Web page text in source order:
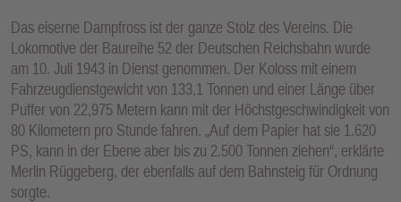
Das eiserne Dampfross ist der ganze Stolz des Vereins. Die
Lokomotive der Baureihe 52 der Deutschen Reichsbahn wurde
am 10. Juli 1943 in Dienst genommen. Der Koloss mit einem
Fahrzeugdienstgewicht von 133,1 Tonnen und einer Länge über
Puffer von 22,975 Metern kann mit der Höchstgeschwindigkeit von
80 Kilometern pro Stunde fahren. „Auf dem Papier hat sie 1.620
PS, kann in der Ebene aber bis zu 2.500 Tonnen ziehen“, erklärte
Merlin Rüggeberg, der ebenfalls auf dem Bahnsteig für Ordnung
sorgte.